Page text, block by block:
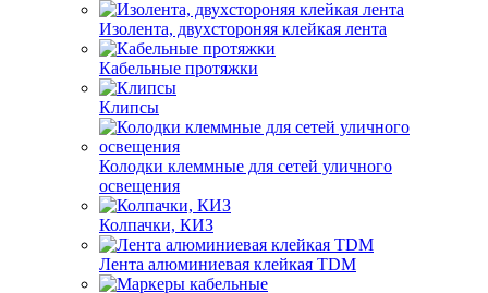
Изолента, двухстороняя клейкая лента
Кабельные протяжки
Клипсы
Колодки клеммные для сетей уличного
освещения
Колпачки, КИЗ
Лента алюминиевая клейкая TDM